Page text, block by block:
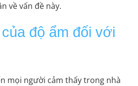
về vấn đề này.
độ ẩm đối với
mọi người cảm thấy trong nhà